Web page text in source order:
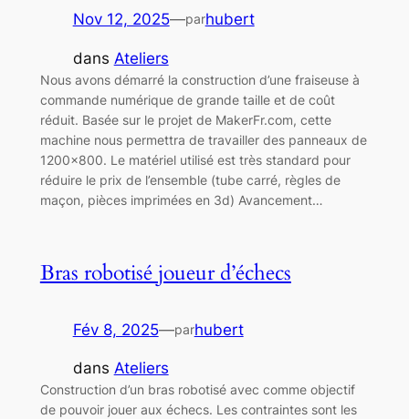
Nov 12, 2025—parhubert
dans Ateliers
Nous avons démarré la construction d’une fraiseuse à
commande numérique de grande taille et de coût
réduit. Basée sur le projet de MakerFr.com, cette
machine nous permettra de travailler des panneaux de
1200×800. Le matériel utilisé est très standard pour
réduire le prix de l’ensemble (tube carré, règles de
maçon, pièces imprimées en 3d) Avancement…
Bras robotisé joueur d’échecs
Fév 8, 2025—parhubert
dans Ateliers
Construction d’un bras robotisé avec comme objectif
de pouvoir jouer aux échecs. Les contraintes sont les